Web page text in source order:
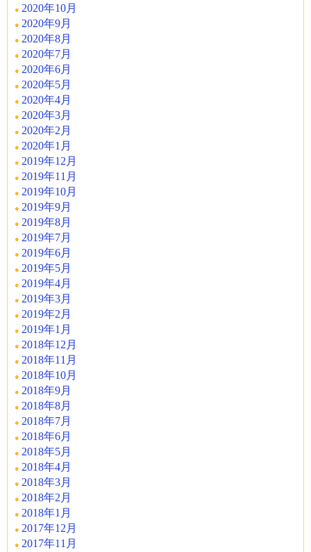
2020年10月
2020年9月
2020年8月
2020年7月
2020年6月
2020年5月
2020年4月
2020年3月
2020年2月
2020年1月
2019年12月
2019年11月
2019年10月
2019年9月
2019年8月
2019年7月
2019年6月
2019年5月
2019年4月
2019年3月
2019年2月
2019年1月
2018年12月
2018年11月
2018年10月
2018年9月
2018年8月
2018年7月
2018年6月
2018年5月
2018年4月
2018年3月
2018年2月
2018年1月
2017年12月
2017年11月